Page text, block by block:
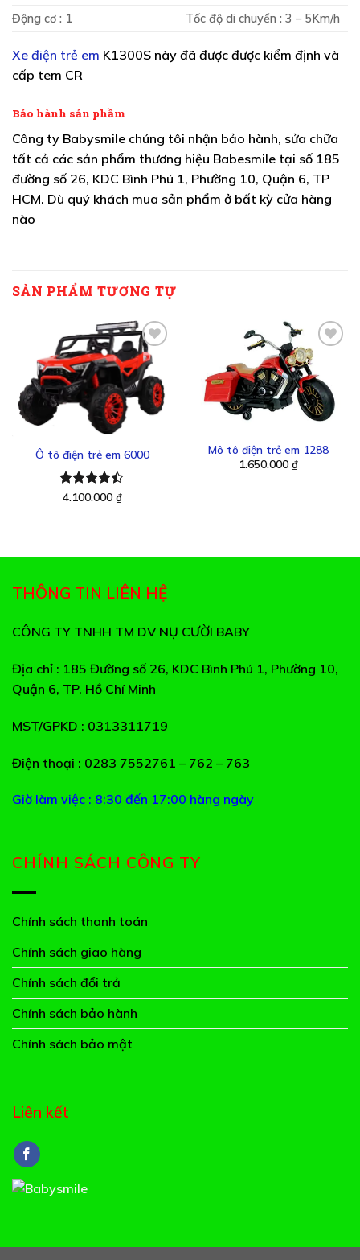
Động cơ : 1
Tốc độ di chuyển : 3 – 5Km/h
Xe điện trẻ em K1300S này đã được được kiểm định và
cấp tem CR
Bảo hành sản phầm
Công ty Babysmile chúng tôi nhận bảo hành, sửa chữa
tất cả các sản phẩm thương hiệu Babesmile tại số 185
đường số 26, KDC Bình Phú 1, Phường 10, Quận 6, TP
HCM. Dù quý khách mua sản phẩm ở bất kỳ cửa hàng
nào
SẢN PHẨM TƯƠNG TỰ
Thêm
vào
yêu
thích
Ô tô điện trẻ em 6000
Được xếp
4.100.000 ₫
Thêm
vào
yêu
thích
Mô tô điện trẻ em 1288
1.650.000 ₫
THÔNG TIN LIÊN HỆ
CÔNG TY TNHH TM DV NỤ CƯỜI BABY
Địa chỉ : 185 Đường số 26, KDC Bình Phú 1, Phường 10,
Quận 6, TP. Hồ Chí Minh
MST/GPKD : 0313311719
Điện thoại : 0283 7552761 – 762 – 763
Giờ làm việc : 8:30 đến 17:00 hàng ngày
CHÍNH SÁCH CÔNG TY
Chính sách thanh toán
Chính sách giao hàng
Chính sách đổi trả
Chính sách bảo hành
Chính sách bảo mật
Liên kết